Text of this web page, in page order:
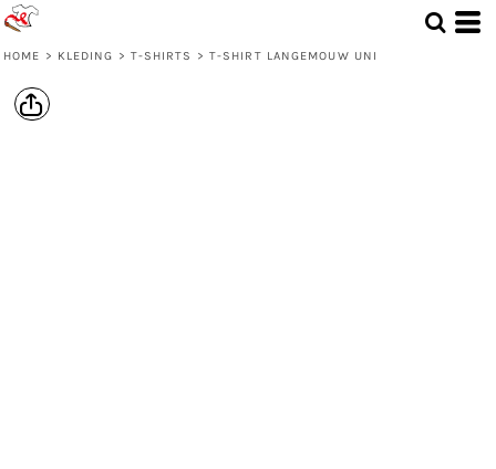
HOME > KLEDING > T-SHIRTS > T-SHIRT LANGEMOUW UNI